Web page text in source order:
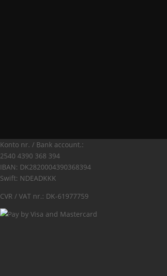
Konto nr. / Bank account.:
2540 4390 368 394
IBAN: DK2820004390368394
Swift: NDEADKKK
CVR / VAT nr.: DK-61977759